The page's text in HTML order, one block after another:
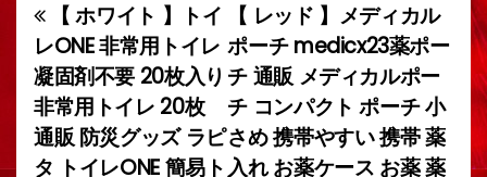
投
稿
ナ
ビ
【 レッド 】メディカル
ポーチ medicx23薬ポー
チ 通販 メディカルポー
チ コンパクト ポーチ 小
さめ 携帯やすい 携帯 薬
入れ お薬ケース お薬 薬
【 ホワイト 】トイ
レONE 非常用トイレ
凝固剤不要 20枚入り
非常用トイレ 20枚
通販 防災グッズ ラピ
タ トイレONE 簡易ト